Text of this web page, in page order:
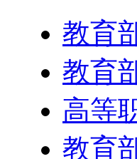
教育
教育
高等
教育